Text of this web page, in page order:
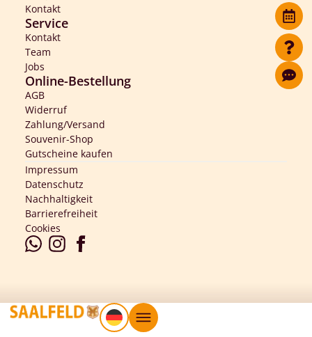
Kontakt
Service
Kontakt
Team
Jobs
Online-Bestellung
AGB
Widerruf
Zahlung/Versand
Souvenir-Shop
Gutscheine kaufen
Impressum
Datenschutz
Nachhaltigkeit
Barrierefreiheit
Cookies